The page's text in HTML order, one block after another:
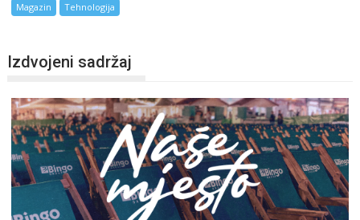
Magazin Tehnologija
Izdvojeni sadržaj